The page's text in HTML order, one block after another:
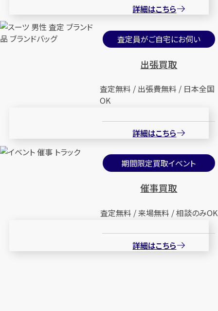
詳細はこちら
査定員がご自宅にお伺い
出張買取
査定無料 / 出張費無料 / 日本全国
OK
詳細はこちら
期間限定買取イベント
催事買取
査定無料 / 来場無料 / 相談のみOK
詳細はこちら